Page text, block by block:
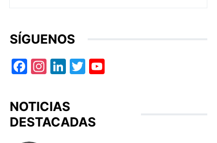
SÍGUENOS
Facebook
Instagram
LinkedIn
Twitter
NOTICIAS
DESTACADAS